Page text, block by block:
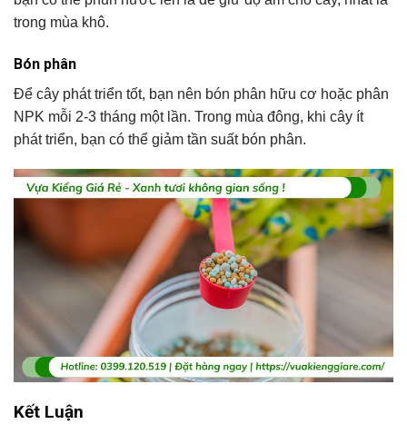
trong mùa khô.
Bón phân
Để cây phát triển tốt, bạn nên bón phân hữu cơ hoặc phân
NPK mỗi 2-3 tháng một lần. Trong mùa đông, khi cây ít
phát triển, bạn có thể giảm tần suất bón phân.
Kết Luận